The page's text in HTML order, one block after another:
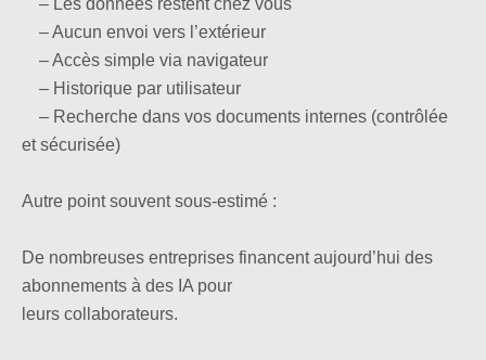
– Les données restent chez vous
– Aucun envoi vers l’extérieur
– Accès simple via navigateur
– Historique par utilisateur
– Recherche dans vos documents internes (contrôlée
et sécurisée)
Autre point souvent sous-estimé :
De nombreuses entreprises financent aujourd’hui des
abonnements à des IA pour
leurs collaborateurs.